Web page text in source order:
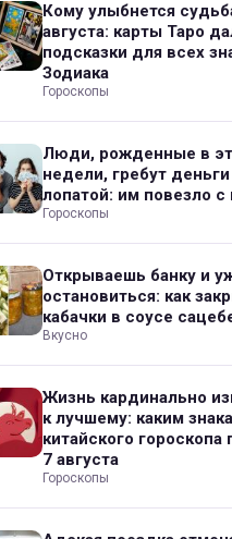
Кому улыбнется
августа: карты Таро
подсказки для всех
Зодиака
Гороскопы
Люди, рожденные в
недели, гребут деньги
лопатой: им повезло с
Гороскопы
Открываешь банку и
остановиться: как
кабачки в соусе
Вкусно
Жизнь кардинально
к лучшему: каким
китайского гороскопа
7 августа
Гороскопы